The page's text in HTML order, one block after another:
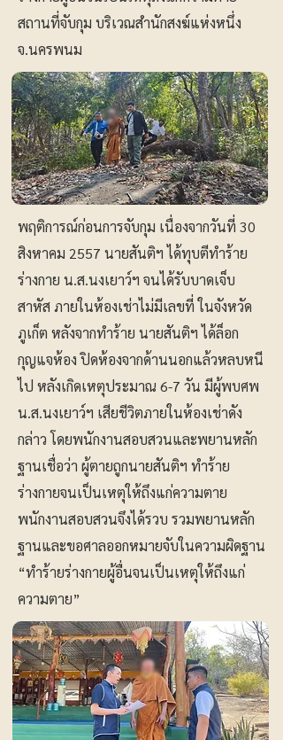
สถานที่จับกุม บริเวณสำนักสงฆ์แห่งหนึ่ง
จ.นครพนม
พฤติการณ์ก่อนการจับกุม เนื่องจากวันที่ 30
สิงหาคม 2557 นายสันติฯ ได้ทุบตีทำร้าย
ร่างกาย น.ส.นงเยาว์ฯ จนได้รับบาดเจ็บ
สาหัส ภายในห้องเช่าไม่มีเลขที่ ในจังหวัด
ภูเก็ต หลังจากทำร้าย นายสันติฯ ได้ล็อก
กุญแจห้อง ปิดห้องจากด้านนอกแล้วหลบหนี
ไป หลังเกิดเหตุประมาณ 6-7 วัน มีผู้พบศพ
น.ส.นงเยาว์ฯ เสียชีวิตภายในห้องเช่าดัง
กล่าว โดยพนักงานสอบสวนและพยานหลัก
ฐานเชื่อว่า ผู้ตายถูกนายสันติฯ ทำร้าย
ร่างกายจนเป็นเหตุให้ถึงแก่ความตาย
พนักงานสอบสวนจึงได้รวบ รวมพยานหลัก
ฐานและขอศาลออกหมายจับในความผิดฐาน
“ทำร้ายร่างกายผู้อื่นจนเป็นเหตุให้ถึงแก่
ความตาย”